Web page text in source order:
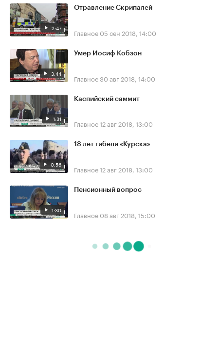
2:47
Отравление Скрипалей
Главное 05 сен 2018, 14:00
3:44
Умер Иосиф Кобзон
Главное30 авг 2018, 14:00
1:31
Каспийский саммит
Главное12 авг 2018, 13:00
0:56
18 лет гибели «Курска»
Главное12 авг 2018, 13:00
1:30
Пенсионный вопрос
Главное 08 авг 2018, 15:00